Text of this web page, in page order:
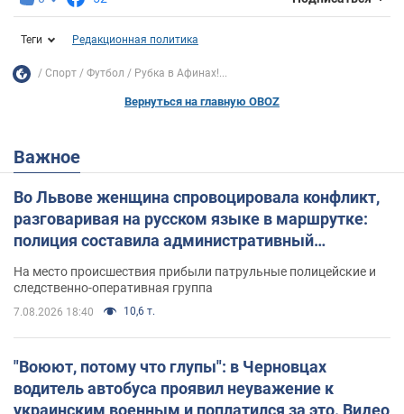
Теги Редакционная политика
Спорт Футбол Рубка в Афинах!...
Вернуться на главную OBOZ
Важное
Во Львове женщина спровоцировала конфликт,
разговаривая на русском языке в маршрутке:
полиция составила административный
На место происшествия прибыли патрульные полицейские и
следственно-оперативная группа
7.08.2026 18:40 10,6 т.
"Воюют, потому что глупы": в Черновцах
водитель автобуса проявил неуважение к
украинским военным и поплатился за это. Видео